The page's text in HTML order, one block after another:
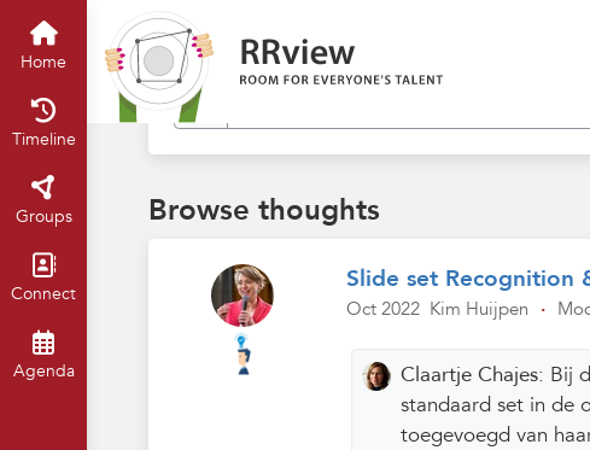
Home
Timeline
Groups
Connect
Agenda
Find in my thoughts
Browse thoughts
Slide set Recognition
Oct 2022 Kim Huijpen ·
Claartje Chajes: Bij
standaard set in de
toegevoegd van